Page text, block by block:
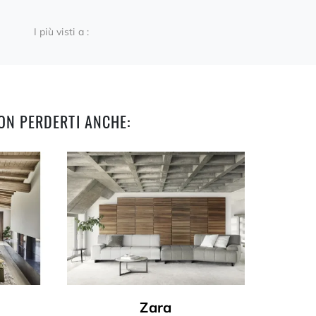
I più visti a :
PERDERTI ANCHE:
Zara